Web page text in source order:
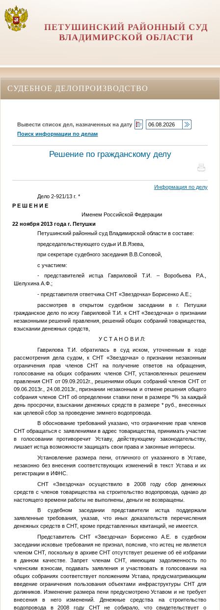
ПЕТУШИНСКИЙ РАЙОННЫЙ СУД
ВЛАДИМИРСКОЙ ОБЛАСТИ
СУДЕБНОЕ ДЕЛОПРОИЗВОДСТВО
Вывести список дел, назначенных на дату
Поиск информации по делам
Решение по гражданскому делу
Информация по делу
Дело 2-921/13 г. *
Р Е Ш Е Н И Е
Именем Российской Федерации
22 ноября 2013 года г. Петушки
Петушинский районный суд Владимирской области в составе:
председательствующего судьи И.В.Язева,
при секретаре судебного заседания В.В.Соповой,
с участием:
- представителей истца Гавриловой Т.И. – Воробьева Р.А.,
Шелухина А.Ф.;
- представителя ответчика СНТ «Звездочка» Борисенко А.Е.;
рассмотрев в открытом судебном заседании в г. Петушки
гражданское дело по иску Гавриловой Т.И. к СНТ «Звездочка» о признании
незаконными решений правления, решений общих собраний товарищества,
взыскании денежных средств,
У С Т А Н О В И Л:
Гаврилова Т.И. обратилась в суд иском, уточненным в ходе
рассмотрения дела судом, к СНТ «Звездочка» о признании незаконным
ограничения прав членов СНТ на получение ответов на обращения,
голосование на общих собраниях членов СНТ, установленных решением
правления СНТ от 09.09.2012г., решениями общих собраний членов СНТ от
09.06.2013г., 24.08.2013г., признании незаконным и отмене решения общего
собрания членов СНТ об определении ставки пени в размере*% за каждый
день просрочки, взыскании денежных средств в размере *руб., внесенных
как целевой сбор за проведение зимнего водопровода.
В обоснование требований указано, что ограничение прав членов
СНТ обращаться с заявлениями в адрес товарищества, принимать участие
в голосовании противоречит Уставу, действующему законодательству,
лишает истца возможности защищать свои права и законные интересы.
Установление размера пени, отличного от указанного в Уставе,
незаконно без внесения соответствующих изменений в текст Устава и их
регистрации в ИФНС.
СНТ «Звездочка» осуществило в 2008 году сбор денежных
средств с членов товарищества на строительство водопровода, однако до
настоящего времени работы не выполнены, деньги не возвращены.
В судебном заседании представители истца поддержали
заявленные требования, указав, что иных доказательств перечисления
денежных средств в СНТ, кроме представленных квитанций, не имеется.
Представитель СНТ «Звездочка» Борисенко А.Е. в судебном
заседании исковые требования не признал, пояснив, что истец не является
членом СНТ, поскольку в архиве СНТ отсутствует решение об её избрании
в данном качестве. Запрет членам СНТ, имеющим задолженность по
членским взносам, подавать заявления и участвовать в голосовании на
общих собраниях соответствует положениям Устава, предусматривающим
введение ограничения пользования объектами инфраструктуры СНТ для
должников. Изменение размера пени предусмотрено Уставом и не требует
внесения в него изменений. Денежные средства на строительство
водопровода в 2008 году СНТ не собирало, что свидетельствует о